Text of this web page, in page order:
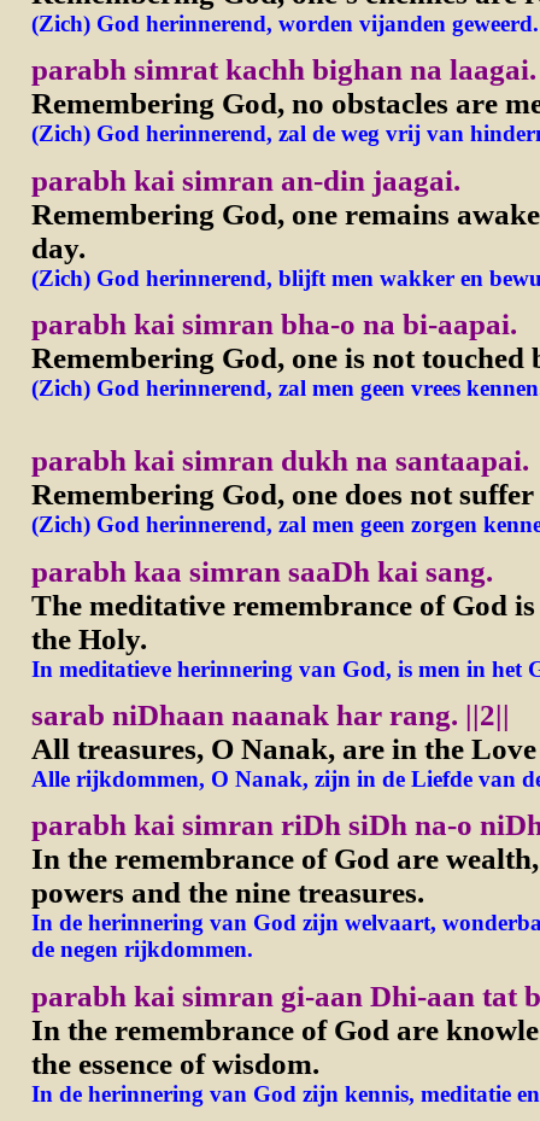
(Zich) God herinnerend, worden vijanden geweerd.
parabh simrat kachh bighan na laagai.
Remembering God, no obstacles are
(Zich) God herinnerend, zal de weg vrij van
parabh kai simran an-din jaagai.
Remembering God, one remains
day.
(Zich) God herinnerend, blijft men wakker en
parabh kai simran bha-o na bi-aapai.
Remembering God, one is not touched
(Zich) God herinnerend, zal men geen vrees
parabh kai simran dukh na santaapai.
Remembering God, one does not
(Zich) God herinnerend, zal men geen zorgen
parabh kaa simran saaDh kai sang.
The meditative remembrance of God
the Holy.
In meditatieve herinnering van God, is men in het
sarab niDhaan naanak har rang. ||2||
All treasures, O Nanak, are in the
Alle rijkdommen, O Nanak, zijn in de Liefde van
parabh kai simran riDh siDh na-o
In the remembrance of God are
powers and the nine treasures.
In de herinnering van God zijn welvaart,
de negen rijkdommen.
parabh kai simran gi-aan Dhi-aan tat
In the remembrance of God are
the essence of wisdom.
In de herinnering van God zijn kennis, meditatie